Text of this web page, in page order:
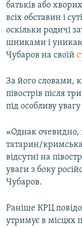
батьків або
всіх обставин і
оскільки родичі
шниками і
Чубаров на своїй
За його словами,
півострів після
під особливу
«Однак
татарин/кримська
відсутні на
уваги з боку
Чубаров.
Раніше КРЦ
утримує в місцях